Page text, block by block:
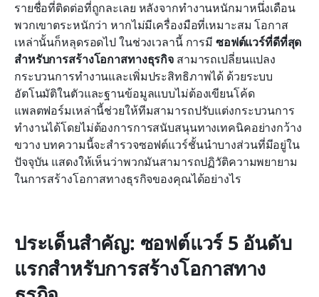
รายชื่อที่ติดต่อที่ถูกละเลย หลังจากทำงานหนักมาหนึ่งเดือน
พวกเขาตระหนักว่า หากไม่มีเครื่องมือที่เหมาะสม โอกาส
เหล่านั้นก็หลุดรอดไป ในช่วงเวลานี้ การมี ซอฟต์แวร์ที่ดีที่สุด
สำหรับการสร้างโอกาสทางธุรกิจ สามารถเปลี่ยนแปลง
กระบวนการทำงานและเพิ่มประสิทธิภาพได้ ด้วยระบบ
อัตโนมัติในตัวและฐานข้อมูลแบบไม่ต้องเขียนโค้ด
แพลตฟอร์มเหล่านี้ช่วยให้ทีมสามารถปรับแต่งกระบวนการ
ทำงานได้โดยไม่ต้องการการสนับสนุนทางเทคนิคอย่างกว้าง
ขวาง บทความนี้จะสำรวจซอฟต์แวร์ชั้นนำบางส่วนที่มีอยู่ใน
ปัจจุบัน แสดงให้เห็นว่าพวกมันสามารถปฏิวัติความพยายาม
ในการสร้างโอกาสทางธุรกิจของคุณได้อย่างไร
ประเด็นสำคัญ: ซอฟต์แวร์ 5 อันดับ
แรกสำหรับการสร้างโอกาสทาง
วิธีค้นหาเครื่องมือที่เหมาะสมสำหรับการสร้างโอกาส
ทางธุรกิจ
บทสรุป
คำถามที่พบบ่อย
การอ่านที่เกี่ยวข้อง